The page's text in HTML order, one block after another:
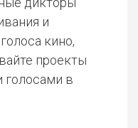
и
кино,
проекты
в